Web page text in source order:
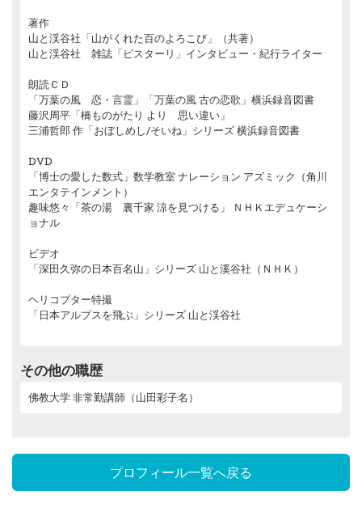
著作
山と渓谷社「山がくれた百のよろこび」（共著）
山と渓谷社 雑誌「ビスターリ」インタビュー・紀行ライター
朗読ＣＤ
「万葉の風 恋・言霊」「万葉の風 古の恋歌」横浜録音図書
藤沢周平「橋ものがたり より 思い違い」
三浦哲郎 作「おぼしめし/そいね」シリーズ 横浜録音図書
DVD
「博士の愛した数式」数学教室 ナレーション アズミック（角川
エンタテインメント）
趣味悠々「茶の湯 裏千家 涼を見つける」 ＮＨＫエデュケーシ
ョナル
ビデオ
「深田久弥の日本百名山」シリーズ 山と溪谷社（ＮＨＫ）
ヘリコプター特撮
「日本アルプスを飛ぶ」シリーズ 山と渓谷社
その他の職歴
佛教大学 非常勤講師（山田彩子名）
プロフィール一覧へ戻る